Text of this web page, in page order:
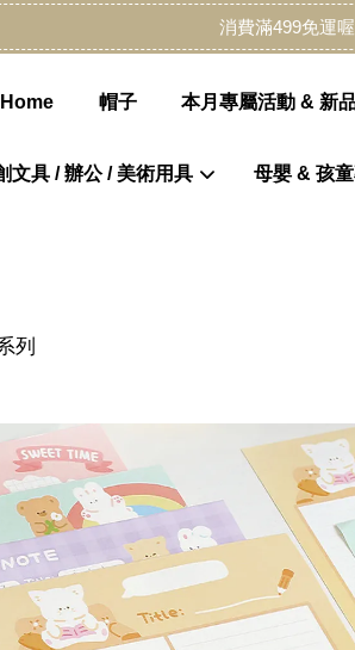
消費滿499免運
Home 帽子 本月專屬活動 & 新
文具 / 辦公 / 美術用具 母嬰 & 孩
列